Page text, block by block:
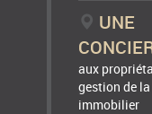
UNE
aux
gestion de
immobilier